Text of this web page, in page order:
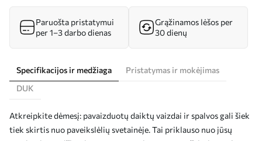
Paruošta pristatymui
per 1–3 darbo dienas
Grąžinamos lėšos per
30 dienų
Specifikacijos ir medžiaga
Pristatymas ir mokėjimas
DUK
Atkreipkite dėmesį: pavaizduotų daiktų vaizdai ir spalvos gali šiek
tiek skirtis nuo paveikslėlių svetainėje. Tai priklauso nuo jūsų